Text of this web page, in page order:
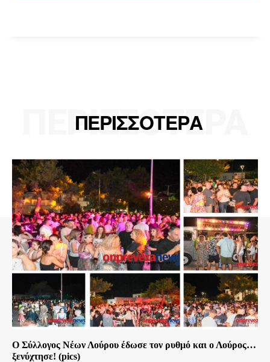
ΠΕΡΙΣΣΟΤΕΡΑ
ΠΕΡΙΣΣΟΤΕΡΑ
Ο Σύλλογος Νέων Λούρου έδωσε τον ρυθμό και ο Λούρος…
ξενύχτησε! (pics)